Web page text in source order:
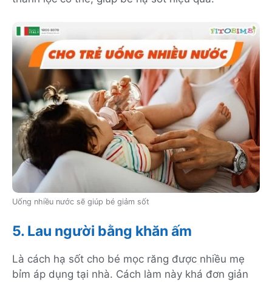
Uống nhiều nước sẽ giúp bé giảm sốt
5. Lau người bằng khăn ấm
Là cách hạ sốt cho bé mọc răng được nhiều mẹ
bỉm áp dụng tại nhà. Cách làm này khá đơn giản